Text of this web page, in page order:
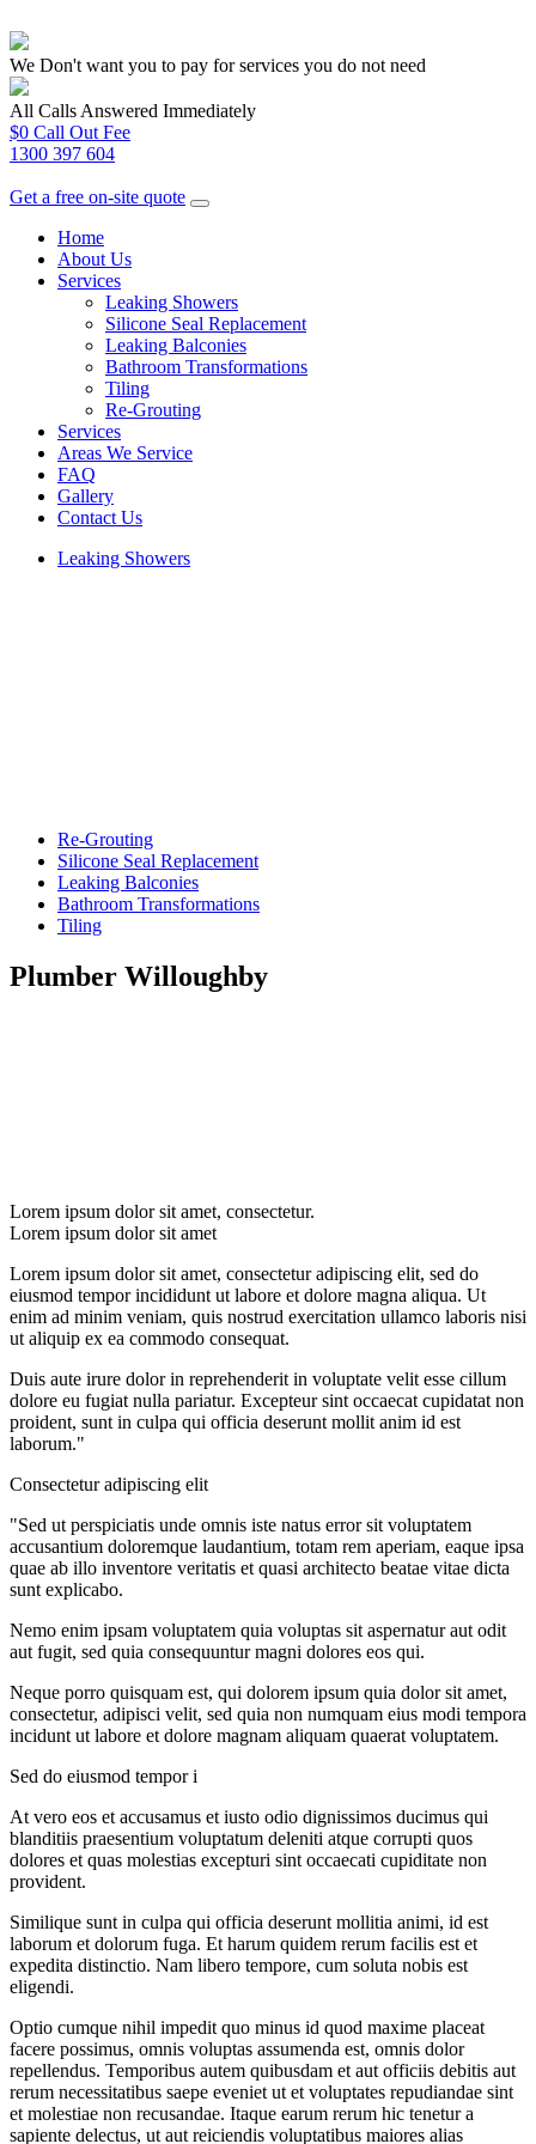
We Don't want you to pay for services you do not need
All Calls Answered Immediately
$0 Call Out Fee
1300 397 604
Get a free on-site quote
Home
About Us
Services
Leaking Showers
Silicone Seal Replacement
Leaking Balconies
Bathroom Transformations
Tiling
Re-Grouting
Services
Areas We Service
FAQ
Gallery
Contact Us
Leaking Showers
Re-Grouting
Silicone Seal Replacement
Leaking Balconies
Bathroom Transformations
Tiling
Plumber Willoughby
Lorem ipsum dolor sit amet, consectetur.
Lorem ipsum dolor sit amet
Lorem ipsum dolor sit amet, consectetur adipiscing elit, sed do
eiusmod tempor incididunt ut labore et dolore magna aliqua. Ut
enim ad minim veniam, quis nostrud exercitation ullamco laboris nisi
ut aliquip ex ea commodo consequat.
Duis aute irure dolor in reprehenderit in voluptate velit esse cillum
dolore eu fugiat nulla pariatur. Excepteur sint occaecat cupidatat non
proident, sunt in culpa qui officia deserunt mollit anim id est
laborum."
Consectetur adipiscing elit
"Sed ut perspiciatis unde omnis iste natus error sit voluptatem
accusantium doloremque laudantium, totam rem aperiam, eaque ipsa
quae ab illo inventore veritatis et quasi architecto beatae vitae dicta
sunt explicabo.
Nemo enim ipsam voluptatem quia voluptas sit aspernatur aut odit
aut fugit, sed quia consequuntur magni dolores eos qui.
Neque porro quisquam est, qui dolorem ipsum quia dolor sit amet,
consectetur, adipisci velit, sed quia non numquam eius modi tempora
incidunt ut labore et dolore magnam aliquam quaerat voluptatem.
Sed do eiusmod tempor i
At vero eos et accusamus et iusto odio dignissimos ducimus qui
blanditiis praesentium voluptatum deleniti atque corrupti quos
dolores et quas molestias excepturi sint occaecati cupiditate non
provident.
Similique sunt in culpa qui officia deserunt mollitia animi, id est
laborum et dolorum fuga. Et harum quidem rerum facilis est et
expedita distinctio. Nam libero tempore, cum soluta nobis est
eligendi.
Optio cumque nihil impedit quo minus id quod maxime placeat
facere possimus, omnis voluptas assumenda est, omnis dolor
repellendus. Temporibus autem quibusdam et aut officiis debitis aut
rerum necessitatibus saepe eveniet ut et voluptates repudiandae sint
et molestiae non recusandae. Itaque earum rerum hic tenetur a
sapiente delectus, ut aut reiciendis voluptatibus maiores alias